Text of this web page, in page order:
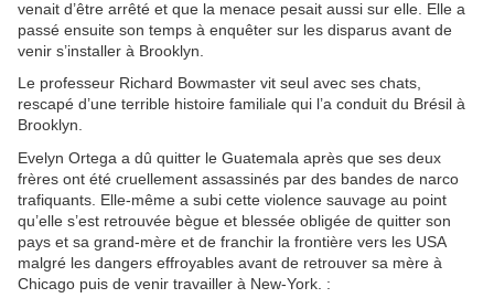
venait d’être arrêté et que la menace pesait aussi sur elle. Elle a
passé ensuite son temps à enquêter sur les disparus avant de
venir s’installer à Brooklyn.
Le professeur Richard Bowmaster vit seul avec ses chats,
rescapé d’une terrible histoire familiale qui l’a conduit du Brésil à
Brooklyn.
Evelyn Ortega a dû quitter le Guatemala après que ses deux
frères ont été cruellement assassinés par des bandes de narco
trafiquants. Elle-même a subi cette violence sauvage au point
qu’elle s’est retrouvée bègue et blessée obligée de quitter son
pays et sa grand-mère et de franchir la frontière vers les USA
malgré les dangers effroyables avant de retrouver sa mère à
Chicago puis de venir travailler à New-York. :